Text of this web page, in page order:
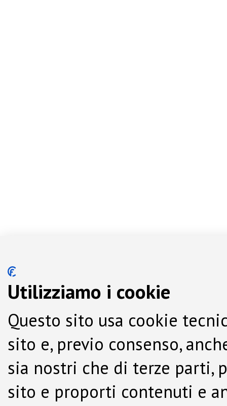
Utilizziamo i cookie
Questo sito usa cookie
sito e, previo consenso,
sia nostri che di terze parti,
sito e proporti contenuti e